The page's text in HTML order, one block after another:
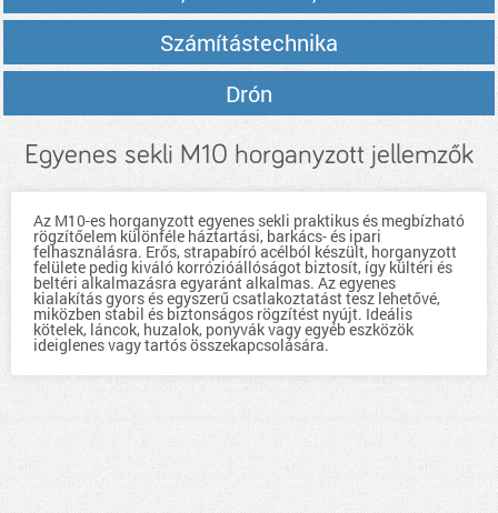
Számítástechnika
Drón
Egyenes sekli M10 horganyzott jellemzők
Az M10-es horganyzott egyenes sekli praktikus és megbízható
rögzítőelem különféle háztartási, barkács- és ipari
felhasználásra. Erős, strapabíró acélból készült, horganyzott
felülete pedig kiváló korrózióállóságot biztosít, így kültéri és
beltéri alkalmazásra egyaránt alkalmas. Az egyenes
kialakítás gyors és egyszerű csatlakoztatást tesz lehetővé,
miközben stabil és biztonságos rögzítést nyújt. Ideális
kötelek, láncok, huzalok, ponyvák vagy egyéb eszközök
ideiglenes vagy tartós összekapcsolására.